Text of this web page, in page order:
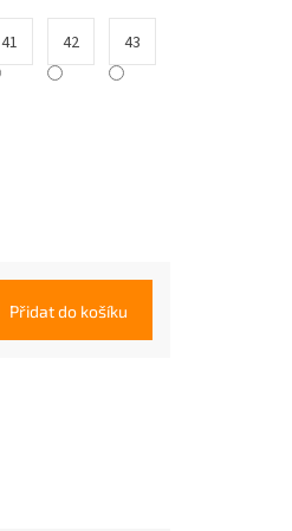
41 42 43
Přidat do košíku